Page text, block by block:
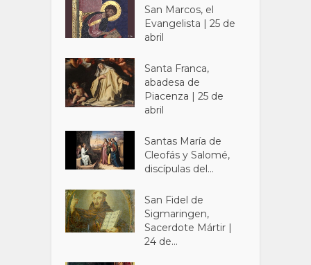
San Marcos, el
Evangelista | 25 de
abril
Santa Franca,
abadesa de
Piacenza | 25 de
abril
Santas María de
Cleofás y Salomé,
discípulas del...
San Fidel de
Sigmaringen,
Sacerdote Mártir |
24 de...